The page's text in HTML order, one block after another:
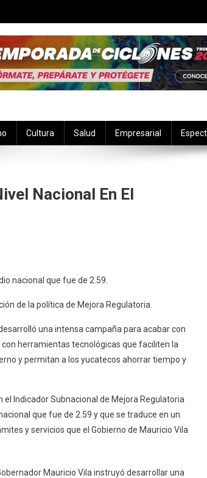
Cultura Salud Empresarial
Nacional En El
nacional que fue de 2.59.
de la política de Mejora Regulatoria.
una intensa campaña para acabar con
herramientas tecnológicas que faciliten la
y permitan a los yucatecos ahorrar tiempo y
Indicador Subnacional de Mejora Regulatoria
que fue de 2.59 y que se traduce en un
y servicios que el Gobierno de Mauricio Vila
Mauricio Vila instruyó desarrollar una